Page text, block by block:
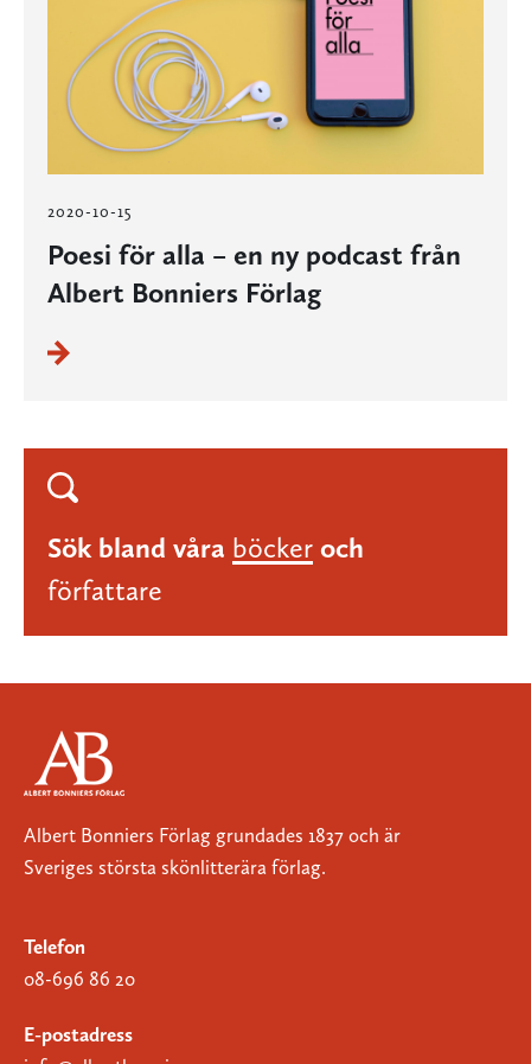
2020-10-15
Poesi för alla – en ny podcast från
Albert Bonniers Förlag
Sök bland våra böcker och
författare
Albert Bonniers Förlag grundades 1837 och är
Sveriges största skönlitterära förlag.
Telefon
08-696 86 20
E-postadress